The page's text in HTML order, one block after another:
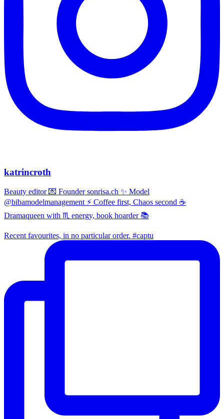
katrincroth
Beauty editor 💌 Founder sonrisa.ch ✨ Model
@bibamodelmanagement ⚡ Coffee first, Chaos second ☕
Dramaqueen with ♏ energy, book hoarder 📚
Recent favourites, in no particular order. #captu